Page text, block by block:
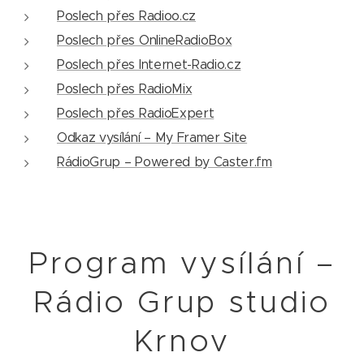
Poslech přes Radioo.cz
Poslech přes OnlineRadioBox
Poslech přes Internet-Radio.cz
Poslech přes RadioMix
Poslech přes RadioExpert
Odkaz vysílání – My Framer Site
RádioGrup – Powered by Caster.fm
Program vysílání –
Rádio Grup studio
Krnov